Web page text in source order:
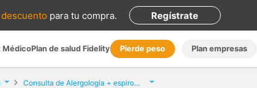
para tu compra. Regístrate
MédicoPlan de salud Fidelity Pierde peso Plan empresas
Consulta de Alergología + espirometría